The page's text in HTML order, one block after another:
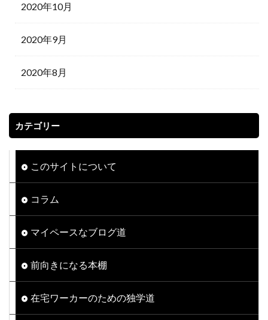
2020年10月
2020年9月
2020年8月
カテゴリー
このサイトについて
コラム
マイペースなブログ道
前向きになる本棚
在宅ワーカーのための独学道